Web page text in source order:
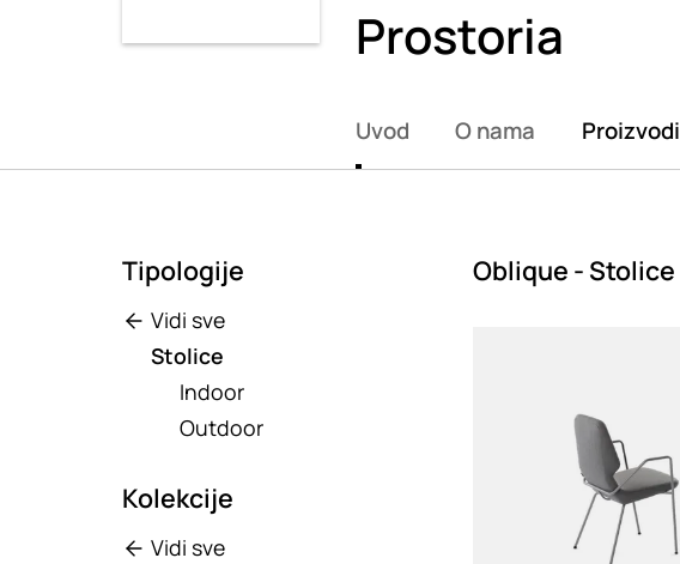
Prostoria
Uvod O nama Proizvodi
Tipologije
Vidi sve
Stolice
Indoor
Outdoor
Kolekcije
Vidi sve
Oblique - Stolice